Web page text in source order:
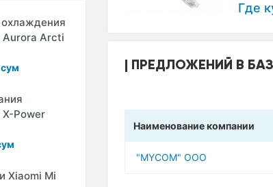
Где
ПРЕДЛОЖЕНИЙ В
Наименование компании
"MYCOM" ООО
Aurora Arcti
Power
Xiaomi Mi